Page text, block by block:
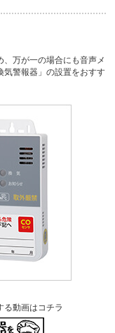
、万が一の場合にも音声メ
気警報器」の設置をおすす
る動画はコチラ